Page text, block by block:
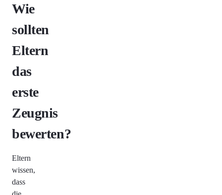
Wie
sollten
Eltern
das
erste
Zeugnis
bewerten?
Eltern
wissen,
dass